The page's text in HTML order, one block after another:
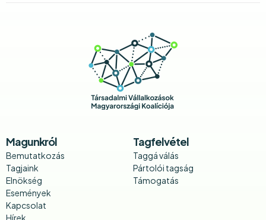
Magunkról
Bemutatkozás
Tagjaink
Elnökség
Események
Kapcsolat
Hírek
Tagfelvétel
Taggá válás
Pártolói tagság
Támogatás